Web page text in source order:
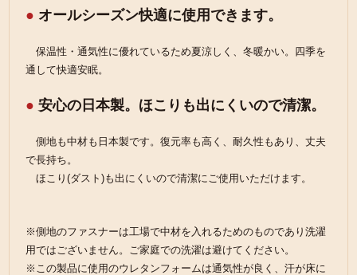
● オールシーズン快適に使用できます。
保温性・通気性に優れているため夏涼しく、冬暖かい。四季を
通して快適安眠。
●安心の日本製。ほこりも出にくいので清潔。
側地も中材も日本製です。復元率も高く、耐久性もあり、丈夫
で長持ち。
ほこり(ダスト)も出にくいので清潔にご使用いただけます。
※側地のファスナーは工場で中材を入れるためのものであり洗濯
用ではございません。ご家庭での洗濯は避けてください。
※この製品に使用のウレタンフォームは通気性が良く、汗が床に